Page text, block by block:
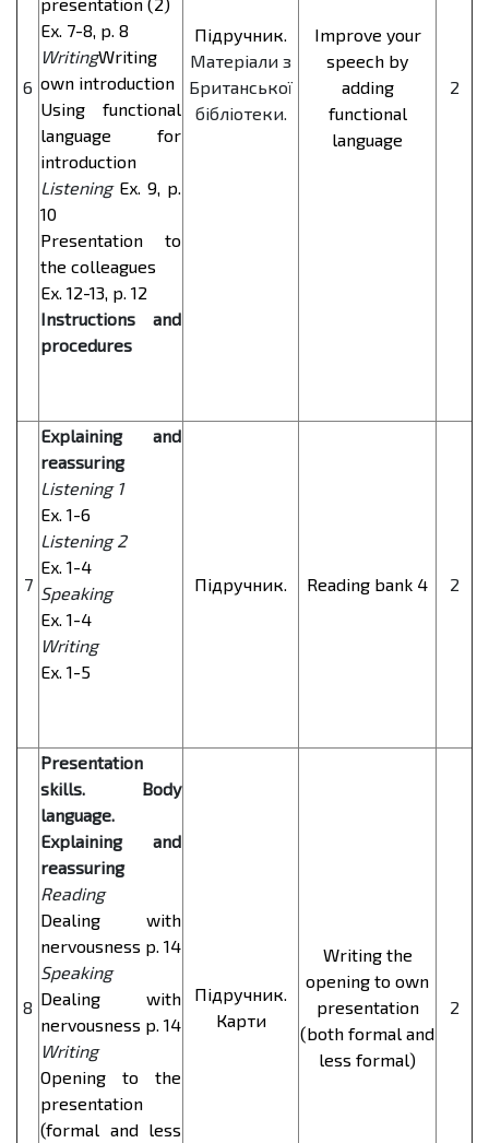
6
Ex. 7-8, p. 8
WritingWriting
own introduction
Using functional
language for
introduction
ListeningEx. 9, p.
10
Presentation to
the colleagues
Ex. 12-13, p. 12
Instructions and
procedures
Підручник.
Матеріали з
Британської
бібліотеки.
Improve your
speech by
adding
functional
language
2
7
Explaining and
reassuring
Listening 1
Ex. 1-6
Listening 2
Ex. 1-4
Speaking
Ex. 1-4
Writing
Ex. 1-5
Підручник. Reading bank 4 2
8
Presentation
skills. Body
language.
Explaining and
reassuring
Reading
Dealing with
nervousness p. 14
Speaking
Dealing with
nervousness p. 14
Writing
Opening to the
presentation
(formal and less
Підручник.
Карти
Writing the
opening to own
presentation
(both formal and
less formal)
2